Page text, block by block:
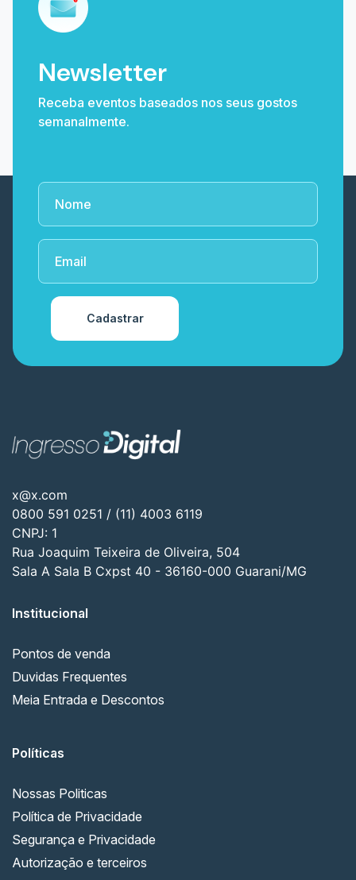
Newsletter
Receba eventos baseados nos seus gostos
semanalmente.
Cadastrar
x@x.com
0800 591 0251 / (11) 4003 6119
CNPJ: 1
Rua Joaquim Teixeira de Oliveira, 504
Sala A Sala B Cxpst 40 - 36160-000 Guarani/MG
Institucional
Pontos de venda
Duvidas Frequentes
Meia Entrada e Descontos
Políticas
Nossas Politicas
Política de Privacidade
Segurança e Privacidade
Autorização e terceiros